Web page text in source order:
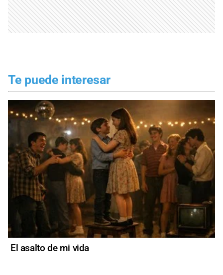
Te puede interesar
El asalto de mi vida